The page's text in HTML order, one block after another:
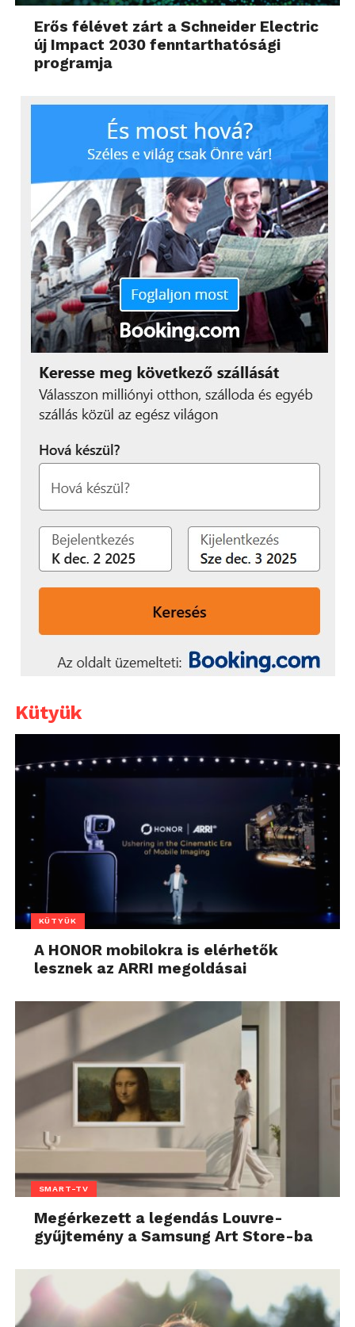
Erős félévet zárt a Schneider Electric
új Impact 2030 fenntarthatósági
programja
Kütyük
KÜTYÜK
A HONOR mobilokra is elérhetők
lesznek az ARRI megoldásai
SMART-TV
Megérkezett a legendás Louvre-
gyűjtemény a Samsung Art Store-ba